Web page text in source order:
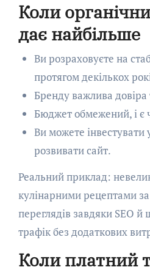
Коли
дає найбільше
Ви розраховуєте на
протягом декількох
Бренду важлива довіра
Бюджет обмежений, і є
Ви можете інвестувати
розвивати сайт.
Реальний приклад:
кулінарними рецептами за
переглядів завдяки SEO
трафік без додаткових
Коли платний